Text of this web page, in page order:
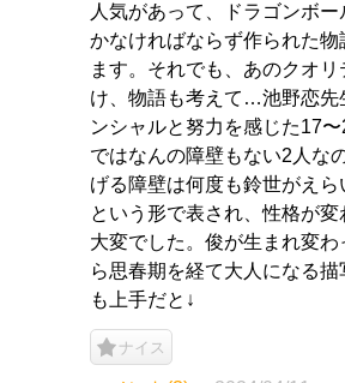
人気があって、ドラゴンボ
かなければならず作られた
ます。それでも、あのクオ
け、物語も考えて…池野恋先
ンシャルと努力を感じた17
ではなんの障壁もない2人な
げる障壁は何度も鈴世がえら
という形で表され、性格が
大変でした。俊が生まれ変
ら思春期を経て大人になる
も上手だと↓
ナイス